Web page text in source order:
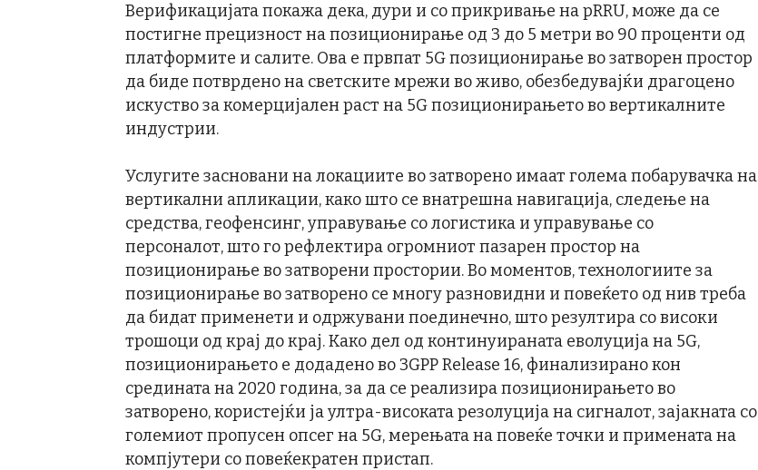
Верификацијата покажа дека, дури и со прикривање на pRRU, може да се
постигне прецизност на позиционирање од 3 до 5 метри во 90 проценти од
платформите и салите. Ова е првпат 5G позиционирање во затворен простор
да биде потврдено на светските мрежи во живо, обезбедувајќи драгоцено
искуство за комерцијален раст на 5G позиционирањето во вертикалните
индустрии.
Услугите засновани на локациите во затворено имаат голема побарувачка на
вертикални апликации, како што се внатрешна навигација, следење на
средства, геофенсинг, управување со логистика и управување со
персоналот, што го рефлектира огромниот пазарен простор на
позиционирање во затворени простории. Во моментов, технологиите за
позиционирање во затворено се многу разновидни и повеќето од нив треба
да бидат применети и одржувани поединечно, што резултира со високи
трошоци од крај до крај. Како дел од континуираната еволуција на 5G,
позиционирањето е додадено во 3GPP Release 16, финализирано кон
средината на 2020 година, за да се реализира позиционирањето во
затворено, користејќи ја ултра-високата резолуција на сигналот, зајакната со
големиот пропусен опсег на 5G, мерењата на повеќе точки и примената на
компјутери со повеќекратен пристап.